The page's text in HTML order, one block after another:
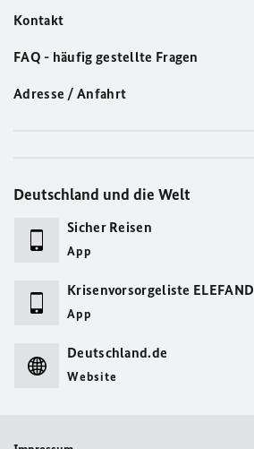
Kontakt
FAQ - häufig gestellte Fragen
Adresse / Anfahrt
Deutschland und die Welt
Sicher Reisen
App
Krisenvorsorgeliste ELEFAND
App
Deutschland.de
Website